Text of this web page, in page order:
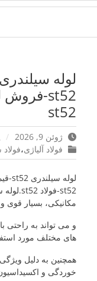
پرش فولاد آلیاژی-میلگرد
st52
ژوئن 9, 2026
فولاد آلیاژی،
مکانیکی، بسیار
و می تواند به راحتی
های مختلف مورد
همچنین به دلیل
خوردگی و